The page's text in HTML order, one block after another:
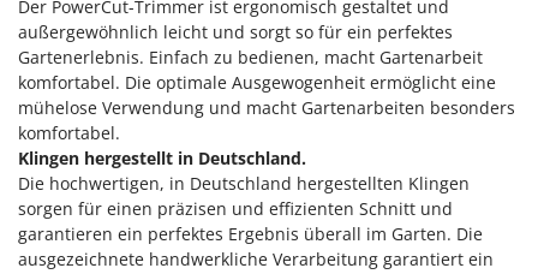
Rasentraktoren Aufsitzmäher
Rasentrimmer - Kantenschneider
Rasentrimmer - Motorsensen - Freischneider
Rührtöpfe mit Elektrischem Rührwerk
Rupfmaschinen
Girmi
Goodyear
GRAEF
Gre
GreenBay
Greenworks
GRIFO
GVS
Der PowerCut-Trimmer ist ergonomisch gestaltet und
außergewöhnlich leicht und sorgt so für ein perfektes
Gartenerlebnis. Einfach zu bedienen, macht Gartenarbeit
komfortabel. Die optimale Ausgewogenheit ermöglicht eine
mühelose Verwendung und macht Gartenarbeiten besonders
komfortabel.
Klingen hergestellt in Deutschland.
Die hochwertigen, in Deutschland hergestellten Klingen
sorgen für einen präzisen und effizienten Schnitt und
garantieren ein perfektes Ergebnis überall im Garten. Die
ausgezeichnete handwerkliche Verarbeitung garantiert ein